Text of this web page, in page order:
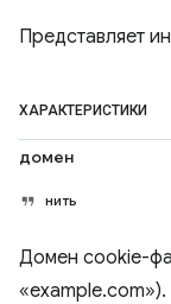
Представляет
ХАРАКТЕРИСТИКИ
домен
нить
Домен cookie-
«example.com»).